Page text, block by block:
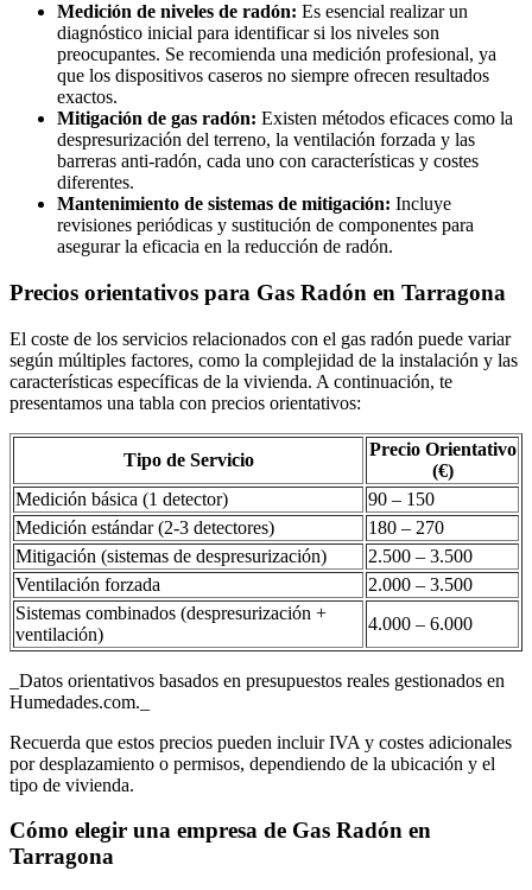
Medición de niveles de radón: Es esencial realizar un
diagnóstico inicial para identificar si los niveles son
preocupantes. Se recomienda una medición profesional, ya
que los dispositivos caseros no siempre ofrecen resultados
exactos.
Mitigación de gas radón: Existen métodos eficaces como la
despresurización del terreno, la ventilación forzada y las
barreras anti-radón, cada uno con características y costes
diferentes.
Mantenimiento de sistemas de mitigación: Incluye
revisiones periódicas y sustitución de componentes para
asegurar la eficacia en la reducción de radón.
Precios orientativos para Gas Radón en Tarragona
El coste de los servicios relacionados con el gas radón puede variar
según múltiples factores, como la complejidad de la instalación y las
características específicas de la vivienda. A continuación, te
presentamos una tabla con precios orientativos:
Tipo de Servicio
Precio Orientativo
(€)
Medición básica (1 detector)
90 – 150
Medición estándar (2-3 detectores)
180 – 270
Mitigación (sistemas de despresurización)
2.500 – 3.500
Ventilación forzada
2.000 – 3.500
Sistemas combinados (despresurización +
ventilación)
4.000 – 6.000
_Datos orientativos basados en presupuestos reales gestionados en
Humedades.com._
Recuerda que estos precios pueden incluir IVA y costes adicionales
por desplazamiento o permisos, dependiendo de la ubicación y el
tipo de vivienda.
Cómo elegir una empresa de Gas Radón en
Tarragona